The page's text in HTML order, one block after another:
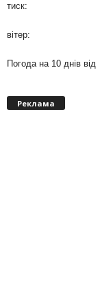
тиск:
вітер:
Погода на 10 днів від
Реклама